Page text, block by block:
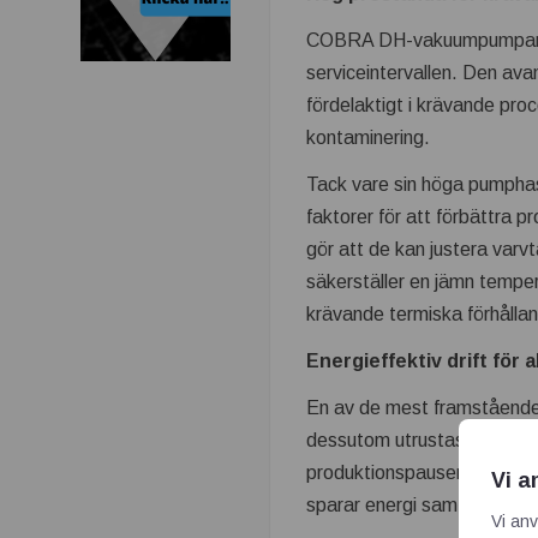
COBRA DH-
serviceintervallen. Den
fördelaktigt i krävande
kontaminering.
Tack vare sin höga
faktorer för att förbättra
gör att de kan justera
säkerställer en jämn
krävande termiska
Energieffektiv drift för
En av de mest
dessutom utrustas med
produktionspauser går
sparar energi samtidigt
Vi
Vi